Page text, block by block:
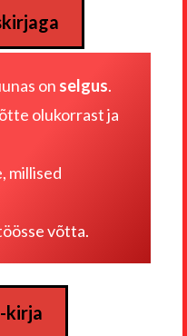
on selgus.
olukorrast ja
millised
võtta.
kirja